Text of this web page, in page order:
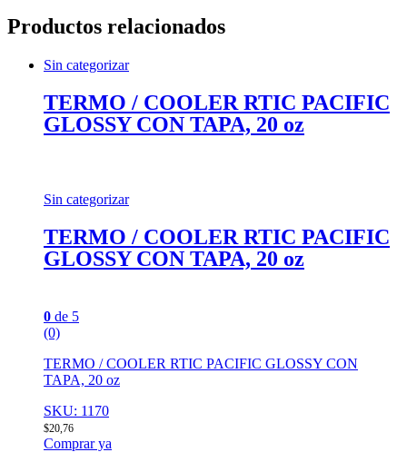
Productos relacionados
Sin categorizar
TERMO / COOLER RTIC PACIFIC
GLOSSY CON TAPA, 20 oz
Sin categorizar
TERMO / COOLER RTIC PACIFIC
GLOSSY CON TAPA, 20 oz
0 de 5
(0)
TERMO / COOLER RTIC PACIFIC GLOSSY CON
TAPA, 20 oz
SKU: 1170
$20,76
Comprar ya